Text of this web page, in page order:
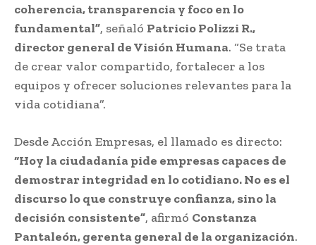
coherencia, transparencia y foco en lo
fundamental”, señaló Patricio Polizzi R.,
director general de Visión Humana. “Se trata
de crear valor compartido, fortalecer a los
equipos y ofrecer soluciones relevantes para la
vida cotidiana”.
Desde Acción Empresas, el llamado es directo:
“Hoy la ciudadanía pide empresas capaces de
demostrar integridad en lo cotidiano. No es el
discurso lo que construye confianza, sino la
decisión consistente”, afirmó Constanza
Pantaleón, gerenta general de la organización.